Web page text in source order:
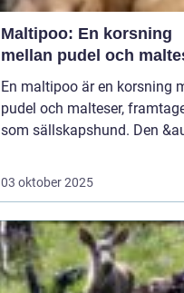
Maltipoo: En korsning
mellan pudel och
En maltipoo är en korsning
pudel och malteser,
som sällskapshund. Den
03 oktober 2025